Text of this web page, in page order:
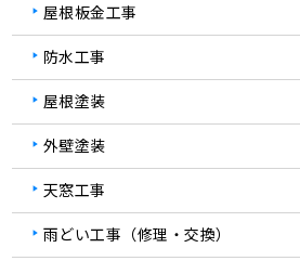
屋根板金工事
防水工事
屋根塗装
外壁塗装
天窓工事
雨どい工事（修理・交換）